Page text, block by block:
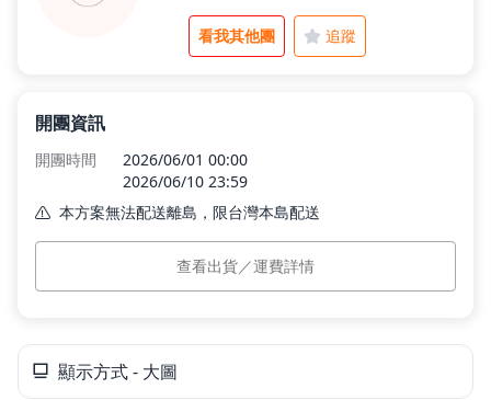
新品快遞
免運專區
看我其他團 追蹤
開團資訊
開團時間
2026/06/01 00:00
2026/06/10 23:59
本方案無法配送離島，限台灣本島配送
本島運費
$0
查看出貨／運費詳情
顯示方式 - 大圖